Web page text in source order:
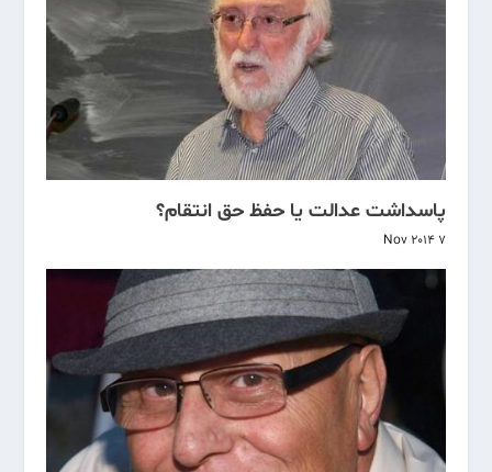
پاسداشت عدالت یا حفظ حق انتقام؟
7 Nov 2014